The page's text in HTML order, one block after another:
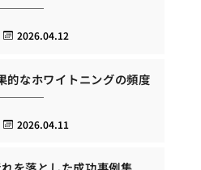
2026.04.12
的なホワイトニングの頻度
2026.04.11